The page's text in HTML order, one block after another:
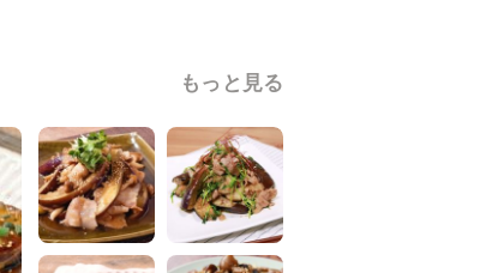
もっと見る